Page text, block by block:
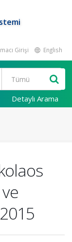
Girişi English
Detaylı Arama